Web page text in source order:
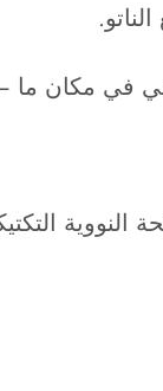
مكان ما –